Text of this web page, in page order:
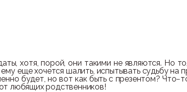
хотя, порой, они такими не являются. Но
еще хочется шалить, испытывать судьбу на
будет, но вот как быть с презентом?
любящих родственников!